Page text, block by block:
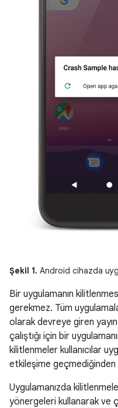
Şekil 1. Android cihazda
Bir uygulamanın
gerekmez. Tüm
olarak devreye giren yayın
çalıştığı için bir
kilitlenmeler kullanıcılar
etkileşime geçmediğinden
Uygulamanızda
yönergeleri kullanarak ve